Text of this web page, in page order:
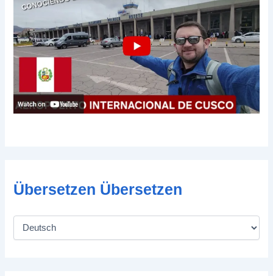
Übersetzen Übersetzen